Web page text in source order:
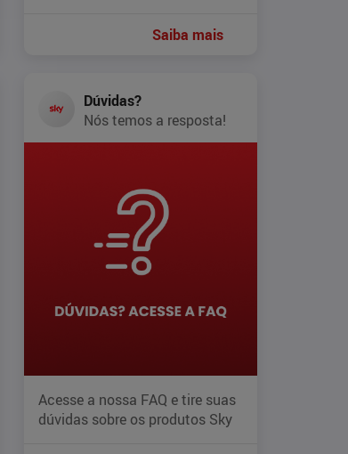
Saiba mais
Dúvidas?
Nós temos a resposta!
Acesse a nossa FAQ e tire suas
dúvidas sobre os produtos Sky